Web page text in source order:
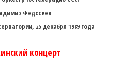
Федосеев
25 декабря 1989 года
концерт